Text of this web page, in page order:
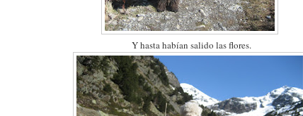
Y hasta habían salido las flores.